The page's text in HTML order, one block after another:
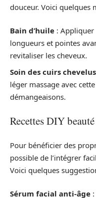
douceur. Voici quelques
Bain d’huile : Appliquer
longueurs et pointes
revitaliser les cheveux.
Soin des cuirs
léger massage avec
démangeaisons.
Recettes DIY
Pour bénéficier des
possible de l’intégrer
Voici quelques
Sérum facial anti-âge